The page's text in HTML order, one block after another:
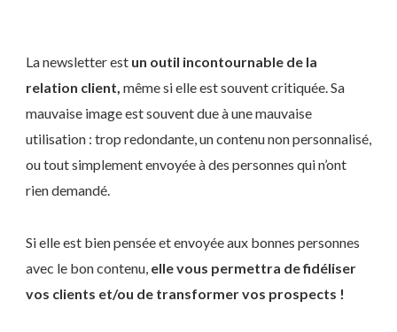
La newsletter est un outil incontournable de la
relation client, même si elle est souvent critiquée. Sa
mauvaise image est souvent due à une mauvaise
utilisation : trop redondante, un contenu non personnalisé,
ou tout simplement envoyée à des personnes qui n’ont
rien demandé.
Si elle est bien pensée et envoyée aux bonnes personnes
avec le bon contenu, elle vous permettra de fidéliser
vos clients et/ou de transformer vos prospects !